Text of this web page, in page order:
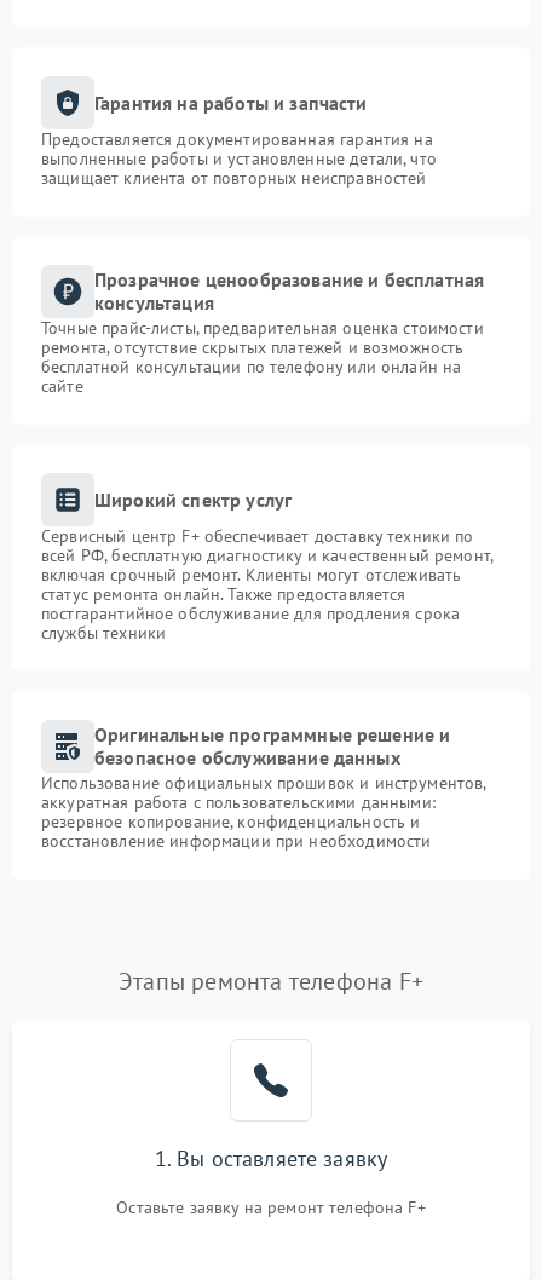
Гарантия на работы и запчасти
Предоставляется документированная гарантия на
выполненные работы и установленные детали, что
защищает клиента от повторных неисправностей
Прозрачное ценообразование и бесплатная
консультация
Точные прайс-листы, предварительная оценка стоимости
ремонта, отсутствие скрытых платежей и возможность
бесплатной консультации по телефону или онлайн на
сайте
Широкий спектр услуг
Сервисный центр F+ обеспечивает доставку техники по
всей РФ, бесплатную диагностику и качественный ремонт,
включая срочный ремонт. Клиенты могут отслеживать
статус ремонта онлайн. Также предоставляется
постгарантийное обслуживание для продления срока
службы техники
Оригинальные программные решение и
безопасное обслуживание данных
Использование официальных прошивок и инструментов,
аккуратная работа с пользовательскими данными:
резервное копирование, конфиденциальность и
восстановление информации при необходимости
Этапы ремонта телефона F+
1. Вы оставляете заявку
Оставьте заявку на ремонт телефона F+